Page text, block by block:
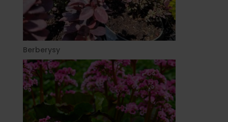
Berberysy